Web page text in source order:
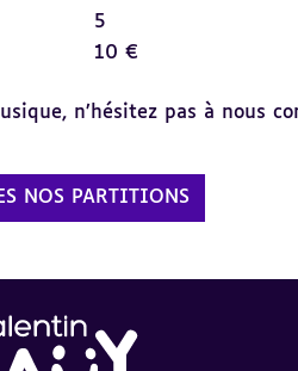
5
10 €
n’hésitez pas à nous
NOS PARTITIONS